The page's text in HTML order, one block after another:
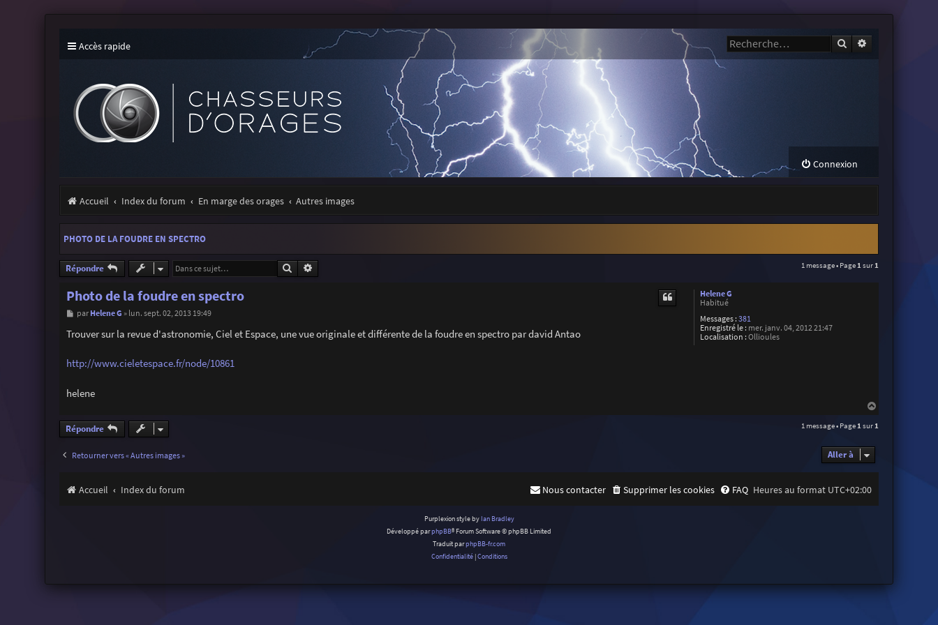
Accès rapide Rechercher
Connexion
Accueil Index du forum En marge des orages Autres images
PHOTO DE LA FOUDRE EN SPECTRO
Répondre Rechercher 1 message • Page 1 sur 1
Helene G
Habitué
Messages : 381
Enregistré le : mer. janv. 04, 2012 21:47
Localisation : Ollioules
Photo de la foudre en spectro
M
s
s
g
e
par Helene G » lun. sept. 02, 2013 19:49
Trouver sur la revue d'astronomie, Ciel et Espace, une vue originale et différente de la foudre en spectro par david Antao
http://www.cieletespace.fr/node/10861
helene
a
u
Répondre 1 message • Page 1 sur 1
Retourner vers « Autres images » Aller à
Accueil Index du forum Heures au format UTC+02:00
FAQ
Supprimer les cookies
Nous contacter
Purplexion style by Ian Bradley
Développé parphpBB® Forum Software © phpBB Limited
Traduit parphpBB-fr.com
Confidentialité|Conditions